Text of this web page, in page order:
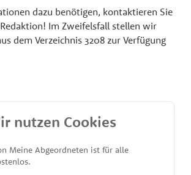
dazu benötigen, kontaktieren Sie
Im Zweifelsfall stellen wir
dem Verzeichnis 3208 zur Verfügung
ABGEORDNETEN
unterstützt von
nutzen Cookies
Meine Abgeordneten ist für alle